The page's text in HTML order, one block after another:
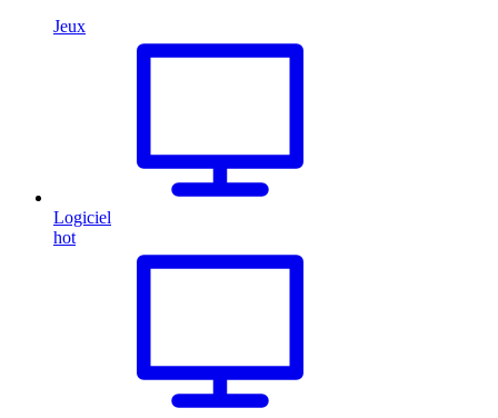
Jeux
Logiciel
hot